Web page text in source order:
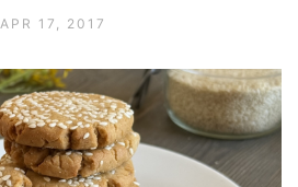
APR 17, 2017